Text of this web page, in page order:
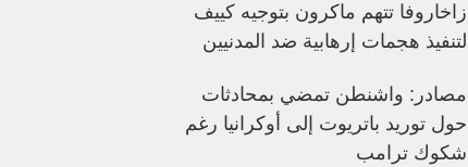
زاخاروفا تتهم ماكرون بتوجيه كييف
لتنفيذ هجمات إرهابية ضد المدنيين
مصادر: واشنطن تمضي بمحادثات
حول توريد باتريوت إلى أوكرانيا رغم
شكوك ترامب